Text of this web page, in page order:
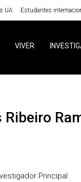
UA Estudantes
VIVER
Ribeiro
Principal